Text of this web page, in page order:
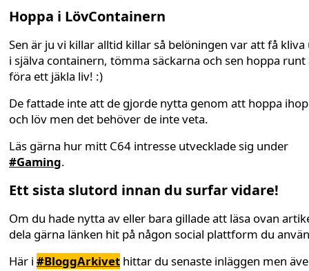
Hoppa i LövContainern
Sen är ju vi killar alltid killar så belöningen var att få kliva
i själva containern, tömma säckarna och sen hoppa runt
föra ett jäkla liv! :)
De fattade inte att de gjorde nytta genom att hoppa
och löv men det behöver de inte veta.
Läs gärna hur mitt C64 intresse utvecklade sig under
#Gaming.
Ett sista slutord innan du surfar vidare!
Om du hade nytta av eller bara gillade att läsa ovan
dela gärna länken hit på någon social plattform du
Här i #BloggArkivet hittar du senaste inläggen men